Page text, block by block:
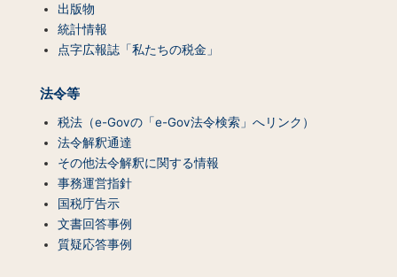
出版物
統計情報
点字広報誌「私たちの税金」
法令等
税法（e-Govの「e-Gov法令検索」へリンク）
法令解釈通達
その他法令解釈に関する情報
事務運営指針
国税庁告示
文書回答事例
質疑応答事例